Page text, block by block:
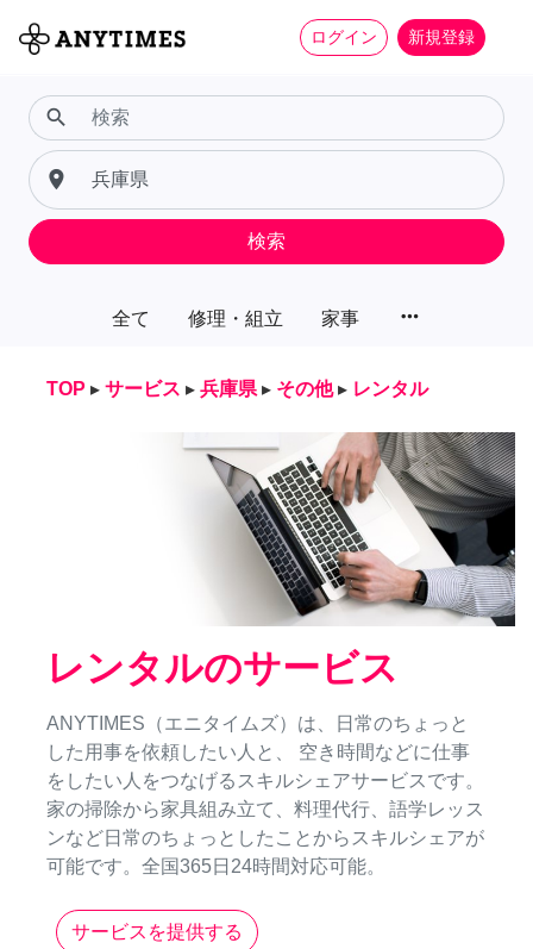
ログイン 新規登録
全て 修理・組立 家事 more_horiz
search
place
検索
TOP ▸ サービス ▸ 兵庫県 ▸ その他 ▸ レンタル
レンタルのサービス
ANYTIMES（エニタイムズ）は、日常のちょっと
した用事を依頼したい人と、 空き時間などに仕事
をしたい人をつなげるスキルシェアサービスです。
家の掃除から家具組み立て、料理代行、語学レッス
ンなど日常のちょっとしたことからスキルシェアが
可能です。全国365日24時間対応可能。
サービスを提供する